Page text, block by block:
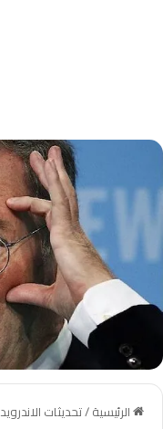
الرئيسية/تحديثات الاندرويد